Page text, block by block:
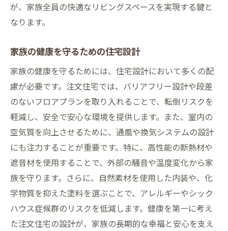
が、家族全員の快適なリビングスペースを実現する鍵と
なります。
家族の健康を守るための住宅設計
家族の健康を守るためには、住宅設計において多くの配
慮が必要です。注文住宅では、バリアフリー設計や段差
のないフロアプランを取り入れることで、転倒リスクを
軽減し、安全で安心な環境を提供します。また、室内の
空気質を向上させるために、通風や換気システムの設計
にも注力することが重要です。特に、高性能の断熱材や
遮音材を使用することで、外部の騒音や温度変化から家
族を守ります。さらに、自然素材を使用した内装や、化
学物質を抑えた塗料を選ぶことで、アレルギーやシック
ハウス症候群のリスクを低減します。健康を第一に考え
た注文住宅の設計が、家族の長期的な幸福と安心を支え